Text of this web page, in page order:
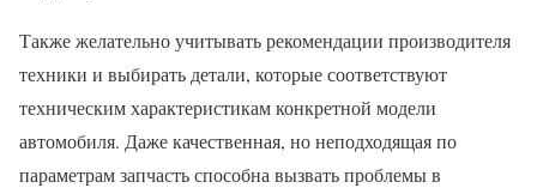
Также желательно учитывать рекомендации производителя
техники и выбирать детали, которые соответствуют
техническим характеристикам конкретной модели
автомобиля. Даже качественная, но неподходящая по
параметрам запчасть способна вызвать проблемы в